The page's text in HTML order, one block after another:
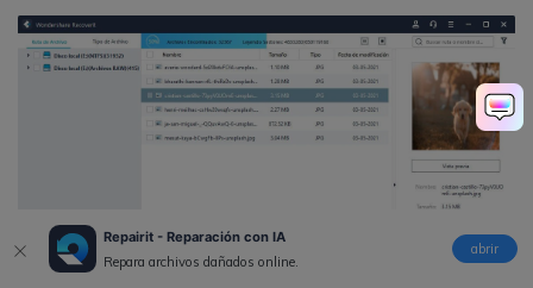
Repairit - Reparación con IA
Repara archivos dañados online.
abrir